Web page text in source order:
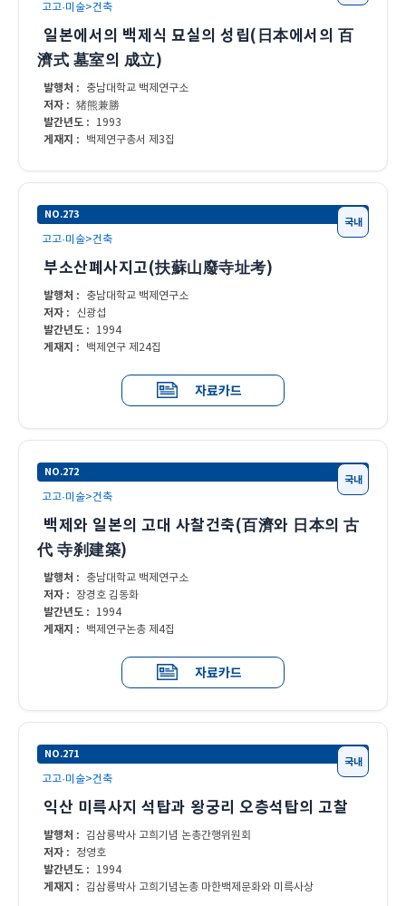
고고·미술>건축
일본에서의 백제식 묘실의 성립(日本에서의 百
濟式 墓室의 成立)
발행처 : 충남대학교 백제연구소
저자 : 猪熊兼勝
발간년도 : 1993
게재지 : 백제연구총서 제3집
NO.273
고고·미술>건축
부소산폐사지고(扶蘇山廢寺址考)
발행처 : 충남대학교 백제연구소
저자 : 신광섭
발간년도 : 1994
게재지 : 백제연구 제24집
자료카드
국내
NO.272
고고·미술>건축
백제와 일본의 고대 사찰건축(百濟와 日本의 古
代 寺刹建築)
발행처 : 충남대학교 백제연구소
저자 : 장경호 김동화
발간년도 : 1994
게재지 : 백제연구논총 제4집
자료카드
국내
NO.271
고고·미술>건축
익산 미륵사지 석탑과 왕궁리 오층석탑의 고찰
발행처 : 김삼룡박사 고희기념 논총간행위원회
저자 : 정영호
발간년도 : 1994
게재지 : 김삼룡박사 고희기념논총 마한백제문화와 미륵사상
국내